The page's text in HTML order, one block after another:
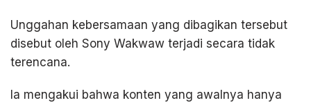
Unggahan kebersamaan yang dibagikan tersebut
disebut oleh Sony Wakwaw terjadi secara tidak
terencana.
Ia mengakui bahwa konten yang awalnya hanya